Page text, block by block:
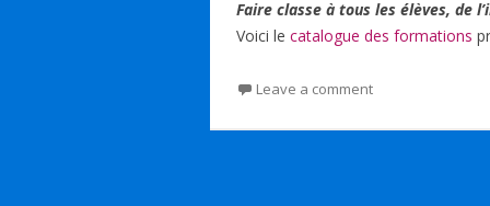
b
o
k
e
n
s
p
p
skl
Faire classe à tous les élèves, de
Voici le catalogue des formations
Leave a comment